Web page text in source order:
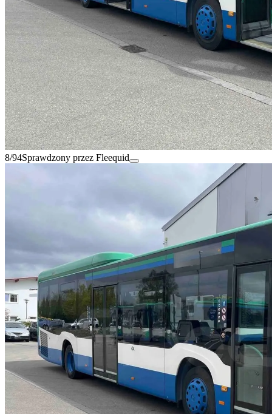
8/94Sprawdzony przez Fleequid